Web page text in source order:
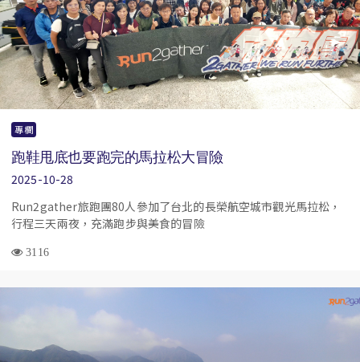
專欄
跑鞋甩底也要跑完的馬拉松大冒險
2025-10-28
Run2gather旅跑團80人參加了台北的長榮航空城市觀光馬拉松，
行程三天兩夜，充滿跑步與美食的冒險
3116